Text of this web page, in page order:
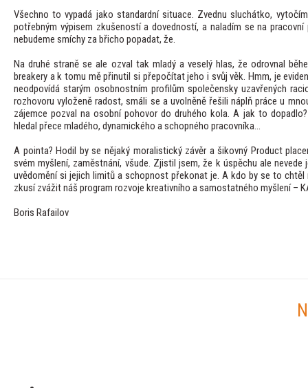
Všechno to vypadá jako standardní situace. Zvednu sluchátko,
potřebným výpisem zkušeností a dovedností, a naladím se na
nebudeme smíchy za břicho popadat, že.
Na druhé straně se ale ozval tak mladý a veselý hlas, že odrovnal
breakery a k tomu mě přinutil si přepočítat jeho i svůj věk. Hmm, je
neodpovídá starým osobnostním profilům společensky uzavřených
rozhovoru vyloženě radost, smáli se a uvolněně řešili náplň práce u
zájemce pozval na osobní pohovor do druhého kola. A jak to
hledal přece mladého, dynamického a schopného pracovníka...
A pointa? Hodil by se nějaký moralistický závěr a šikovný Product
svém myšlení, zaměstnání, všude. Zjistil jsem, že k úspěchu ale
uvědomění si jejich limitů a schopnost překonat je. A kdo by se to
zkusí zvážit náš program rozvoje kreativního a samostatného myšlení –
Boris Rafailov